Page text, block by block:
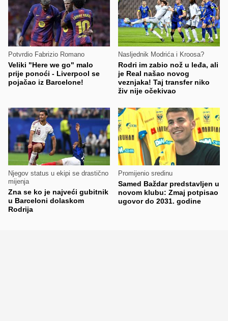
Potvrdio Fabrizio Romano
Veliki "Here we go" malo
prije ponoći - Liverpool se
pojačao iz Barcelone!
Nasljednik Modrića i Kroosa?
Rodri im zabio nož u leđa, ali
je Real našao novog
veznjaka! Taj transfer niko
živ nije očekivao
Njegov status u ekipi se drastično
mijenja
Zna se ko je najveći gubitnik
u Barceloni dolaskom
Rodrija
Promijenio sredinu
Samed Baždar predstavljen u
novom klubu: Zmaj potpisao
ugovor do 2031. godine